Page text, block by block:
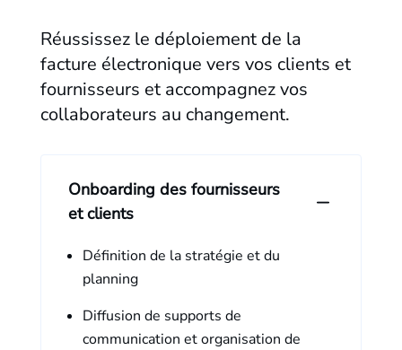
Réussissez le déploiement de la
facture électronique vers vos clients et
fournisseurs et accompagnez vos
collaborateurs au changement.
Onboarding des fournisseurs
et clients
Définition de la stratégie et du
planning
Diffusion de supports de
communication et organisation de